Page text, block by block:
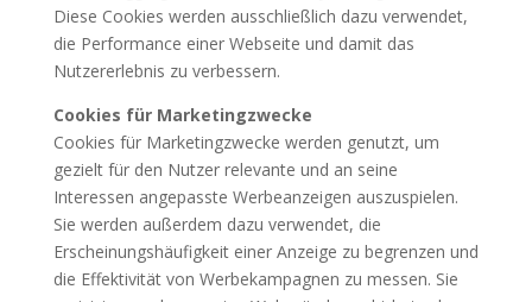
Diese Cookies werden ausschließlich dazu verwendet,
die Performance einer Webseite und damit das
Nutzererlebnis zu verbessern.
Cookies für Marketingzwecke
Cookies für Marketingzwecke werden genutzt, um
gezielt für den Nutzer relevante und an seine
Interessen angepasste Werbeanzeigen auszuspielen.
Sie werden außerdem dazu verwendet, die
Erscheinungshäufigkeit einer Anzeige zu begrenzen und
die Effektivität von Werbekampagnen zu messen. Sie